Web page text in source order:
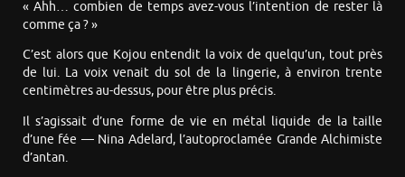
« Ahh… combien de temps avez-vous l’intention de rester là
comme ça ? »
C’est alors que Kojou entendit la voix de quelqu’un, tout près
de lui. La voix venait du sol de la lingerie, à environ trente
centimètres au-dessus, pour être plus précis.
Il s’agissait d’une forme de vie en métal liquide de la taille
d’une fée — Nina Adelard, l’autoproclamée Grande Alchimiste
d’antan.